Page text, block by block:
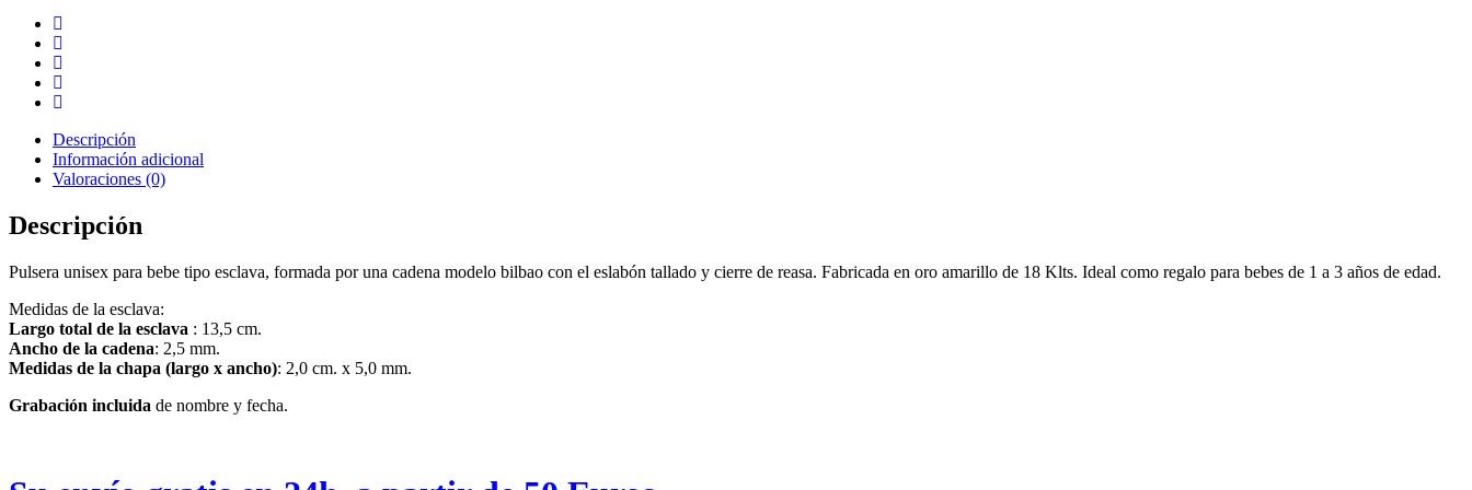
Descripción
Información adicional
Valoraciones (0)
Descripción
Pulsera unisex para bebe tipo esclava, formada por una cadena modelo bilbao con el eslabón tallado y cierre de reasa. Fabricada en oro amarillo de 18 Klts. Ideal como regalo para bebes de 1 a 3 años de edad.
Medidas de la esclava:
Largo total de la esclava : 13,5 cm.
Ancho de la cadena: 2,5 mm.
Medidas de la chapa (largo x ancho): 2,0 cm. x 5,0 mm.
Grabación incluida de nombre y fecha.